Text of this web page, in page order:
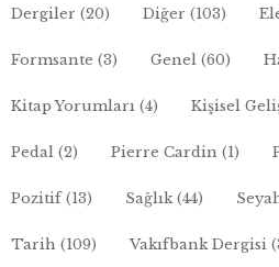
Dergiler (20) Diğer (103)
Formsante (3) Genel (60)
Kitap Yorumları (4) Kişisel
Pedal (2) Pierre Cardin (1)
Pozitif(13) Sağlık(44)
Tarih (109) Vakıfbank Dergisi